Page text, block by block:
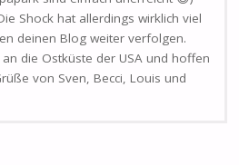
Shock hat allerdings wirklich viel
deinen Blog weiter verfolgen.
die Ostküste der USA und hoffen
von Sven, Becci, Louis und